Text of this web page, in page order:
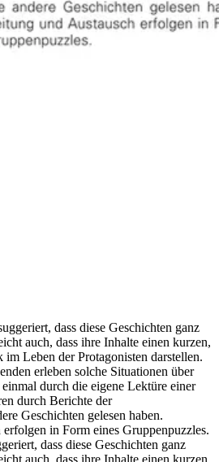
dass diese Geschichten ganz
auch, dass ihre Inhalte einen kurzen,
Leben der Protagonisten darstellen.
erleben solche Situationen über
durch die eigene Lektüre einer
durch Berichte der
Geschichten gelesen haben.
in Form eines Gruppenpuzzles.
dass diese Geschichten ganz